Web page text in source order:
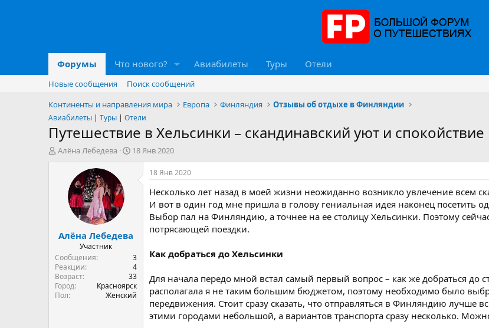
Форумы Что нового? Авиабилеты Туры Отели
Новые сообщения
Поиск сообщений
Континенты и направления мира
Европа Финляндия Отзывы об отдыхе в Финляндии
Авиабилеты | Туры | Отели
Путешествие в Хельсинки – скандинавский уют и спокойствие
А
ы
Алёна Лебедева
Д
л
18 Янв 2020
Алёна Лебедева
Участник
Сообщения
3
Реакции
4
Возраст
33
Город
Красноярск
Пол
Женский
18 Янв 2020
Несколько лет назад в моей жизни неожиданно возникло увлечение всем
И вот в один год мне пришла в голову гениальная идея наконец посетить
Выбор пал на Финляндию, а точнее на ее столицу Хельсинки. Поэтому
потрясающей поездки.
Как добраться до Хельсинки
Для начала передо мной встал самый первый вопрос – как же добраться до
располагала я не таким большим бюджетом, поэтому необходимо было
передвижения. Стоит сразу сказать, что отправляться в Финляндию лучше
этими городами небольшой, а вариантов транспорта сразу несколько.